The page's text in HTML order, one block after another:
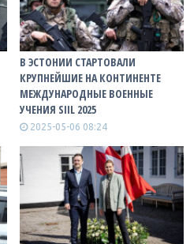
В ЭСТОНИИ СТАРТОВАЛИ
КРУПНЕЙШИЕ НА КОНТИНЕНТЕ
МЕЖДУНАРОДНЫЕ ВОЕННЫЕ
УЧЕНИЯ SIIL 2025
2025-05-06 08:24